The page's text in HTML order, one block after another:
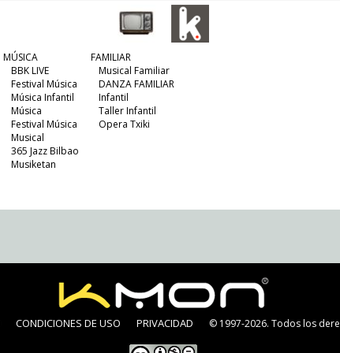
MÚSICA
BBK LIVE
Festival Música
Música Infantil
Música
Festival Música
Musical
365 Jazz Bilbao
Musiketan
FAMILIAR
Musical Familiar
DANZA FAMILIAR
Infantil
Taller Infantil
Opera Txiki
CONDICIONES DE USO PRIVACIDAD © 1997-2026. Todos los